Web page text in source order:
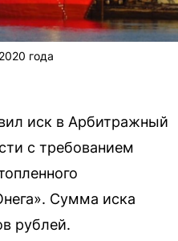
года
иск в Арбитражный
с требованием
Сумма иска
рублей.